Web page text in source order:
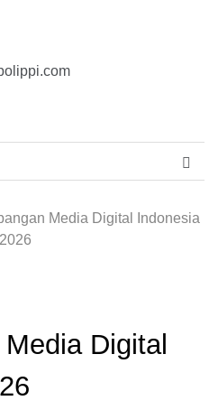
Media Digital Indonesia
Digital